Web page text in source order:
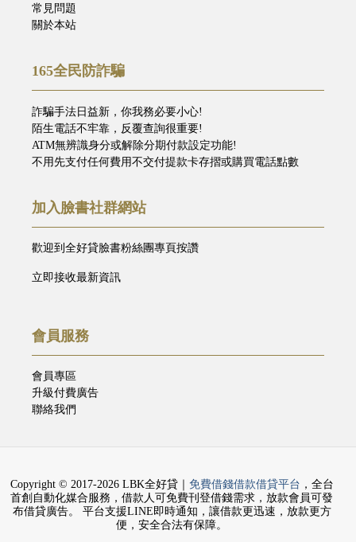
常見問題
關於本站
165全民防詐騙
詐騙手法日益新，你我務必要小心!
陌生電話不牢靠，反覆查詢很重要!
ATM無辨識身分或解除分期付款設定功能!
不用先支付任何費用不交付提款卡存摺或購買電話點數
加入臉書社群網站
歡迎到全好貸臉書粉絲團專頁按讚
立即接收最新資訊
會員服務
會員專區
升級付費廣告
聯絡我們
Copyright © 2017-2026 LBK全好貸｜ 免費借錢借款借貸平台 ，全台
首創自動化媒合服務，借款人可免費刊登借錢需求，放款會員可發
布借貸廣告。 平台支援LINE即時通知，讓借款更迅速，放款更方
便，安全合法有保障。